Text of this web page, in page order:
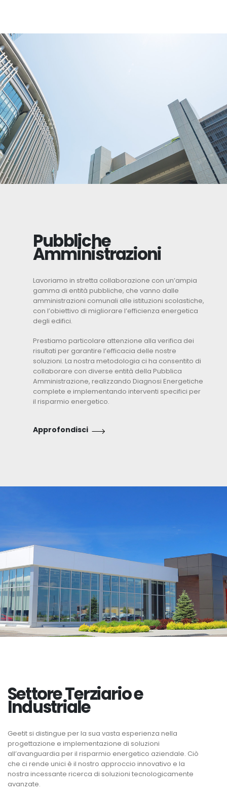
Pubbliche
Amministrazioni
Lavoriamo in stretta collaborazione con un’ampia
gamma di entità pubbliche, che vanno dalle
amministrazioni comunali alle istituzioni scolastiche,
con l’obiettivo di migliorare l’efficienza energetica
degli edifici.
Prestiamo particolare attenzione alla verifica dei
risultati per garantire l’efficacia delle nostre
soluzioni. La nostra metodologia ci ha consentito di
collaborare con diverse entità della Pubblica
Amministrazione, realizzando Diagnosi Energetiche
complete e implementando interventi specifici per
il risparmio energetico.
Approfondisci
Settore Terziario e
Industriale
Geetit si distingue per la sua vasta esperienza nella
progettazione e implementazione di soluzioni
all’avanguardia per il risparmio energetico aziendale. Ciò
che ci rende unici è il nostro approccio innovativo e la
nostra incessante ricerca di soluzioni tecnologicamente
avanzate.